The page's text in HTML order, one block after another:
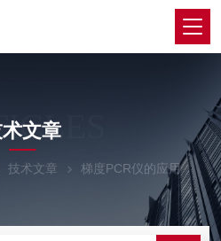
文章
技术文章 梯度PCR仪的应用